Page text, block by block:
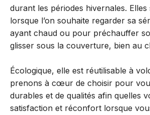
durant les périodes hivernales. Elles
lorsque l’on souhaite regarder sa
ayant chaud ou pour préchauffer
glisser sous la couverture, bien au
Écologique, elle est réutilisable à
prenons à cœur de choisir pour
durables et de qualités afin quelles
satisfaction et réconfort lorsque